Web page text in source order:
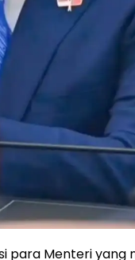
para Menteri yang